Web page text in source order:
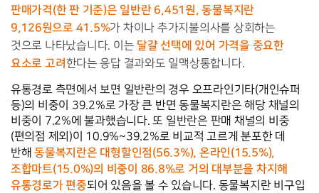
판매가격(한 판 기준)은 일반란 6,451원, 동물복지란
9,126원으로 41.5%가 차이나 추가지불의사를 상회하는
것으로 나타났습니다. 이는 달걀 선택에 있어 가격을 중요한
요소로 고려한다는 응답 결과와도 일맥상통합니다.
유통경로 측면에서 보면 일반란의 경우 오프라인기타(개인슈퍼
등)의 비중이 39.2%로 가장 큰 반면 동물복지란은 해당 채널의
비중이 7.2%에 불과했습니다. 또 일반란은 판매 채널의 비중
(편의점 제외)이 10.9%~39.2%로 비교적 고르게 분포한 데
반해 동물복지란은 대형할인점(56.3%), 온라인(15.5%),
조합마트(15.0%)의 비중이 86.8%로 거의 대부분을 차지해
유통경로가 편중되어 있음을 볼 수 있습니다. 동물복지란 비구입